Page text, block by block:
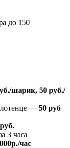
до 150
шарик, 50 руб./
— 50 руб
3 часа
час